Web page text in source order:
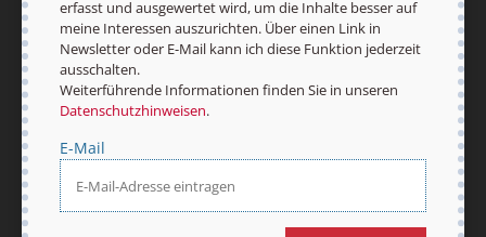
erfasst und ausgewertet wird, um die Inhalte besser auf
meine Interessen auszurichten. Über einen Link in
Newsletter oder E-Mail kann ich diese Funktion jederzeit
ausschalten.
Weiterführende Informationen finden Sie in unseren
Datenschutzhinweisen.
E-Mail